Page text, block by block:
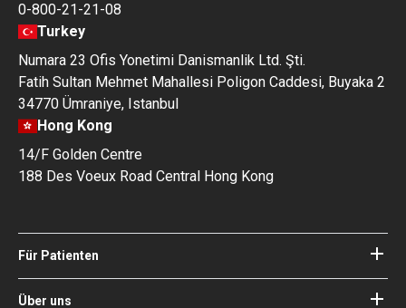
0-800-21-21-08
Turkey
Numara 23 Ofis Yonetimi Danismanlik Ltd. Şti.
Fatih Sultan Mehmet Mahallesi Poligon Caddesi, Buyaka 2
34770 Ümraniye, Istanbul
Hong Kong
14/F Golden Centre
188 Des Voeux Road Central Hong Kong
Für Patienten
Kliniken
Ärzte
Über uns